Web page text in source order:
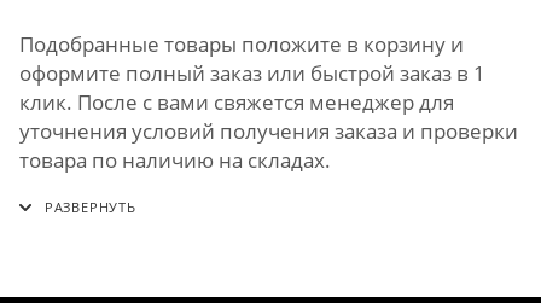
Подобранные товары положите в корзину и
оформите полный заказ или быстрой заказ в 1
клик. После с вами свяжется менеджер для
уточнения условий получения заказа и проверки
товара по наличию на складах.